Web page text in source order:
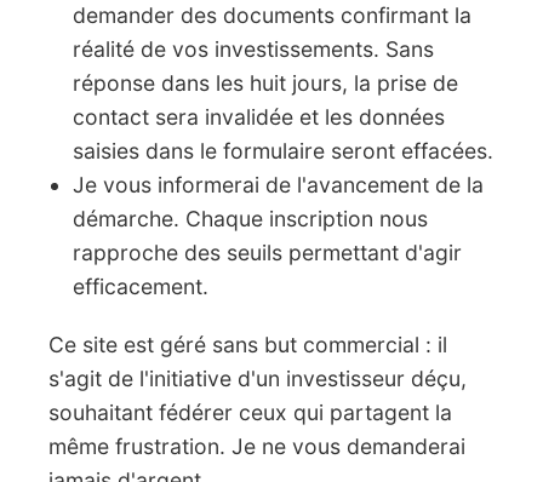
demander des documents confirmant la
réalité de vos investissements. Sans
réponse dans les huit jours, la prise de
contact sera invalidée et les données
saisies dans le formulaire seront effacées.
Je vous informerai de l'avancement de la
démarche. Chaque inscription nous
rapproche des seuils permettant d'agir
efficacement.
Ce site est géré sans but commercial : il
s'agit de l'initiative d'un investisseur déçu,
souhaitant fédérer ceux qui partagent la
même frustration. Je ne vous demanderai